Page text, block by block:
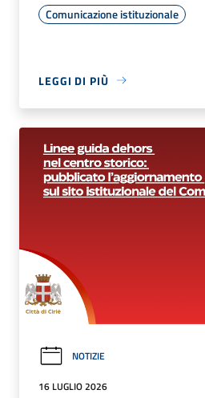
Comunicazione istituzionale
LEGGI DI PIÙ
NOTIZIE
16 LUGLIO 2026